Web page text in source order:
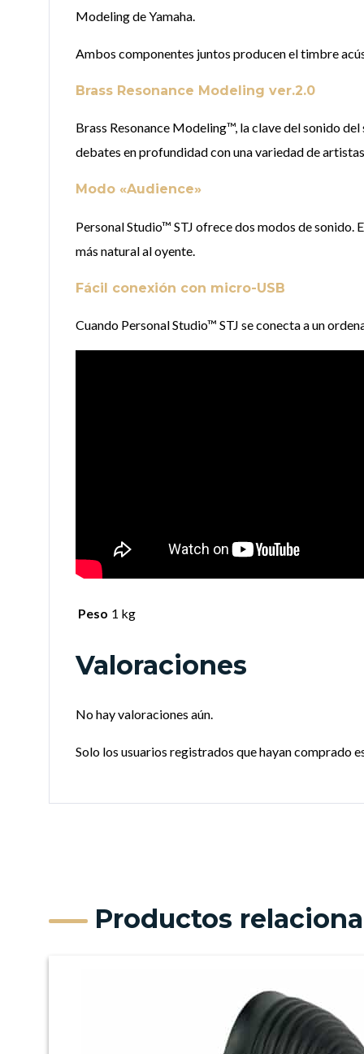
Modeling de Yamaha.
Ambos componentes juntos producen el timbre
Brass Resonance Modeling ver.2.0
Brass Resonance Modeling™, la clave del sonido
debates en profundidad con una variedad de
Modo «Audience»
Personal Studio™ STJ ofrece dos modos de sonido.
más natural al oyente.
Fácil conexión con micro-USB
Cuando Personal Studio™ STJ se conecta a un
Peso 1 kg
Valoraciones
No hay valoraciones aún.
Solo los usuarios registrados que hayan comprado
Productos